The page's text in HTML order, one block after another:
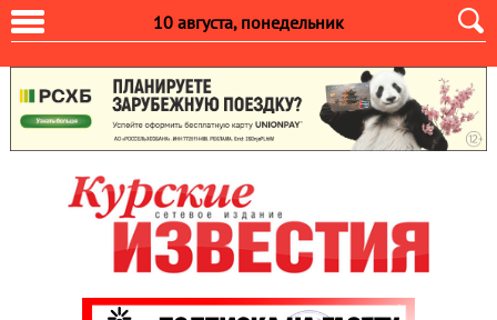
10 августа, понедельник